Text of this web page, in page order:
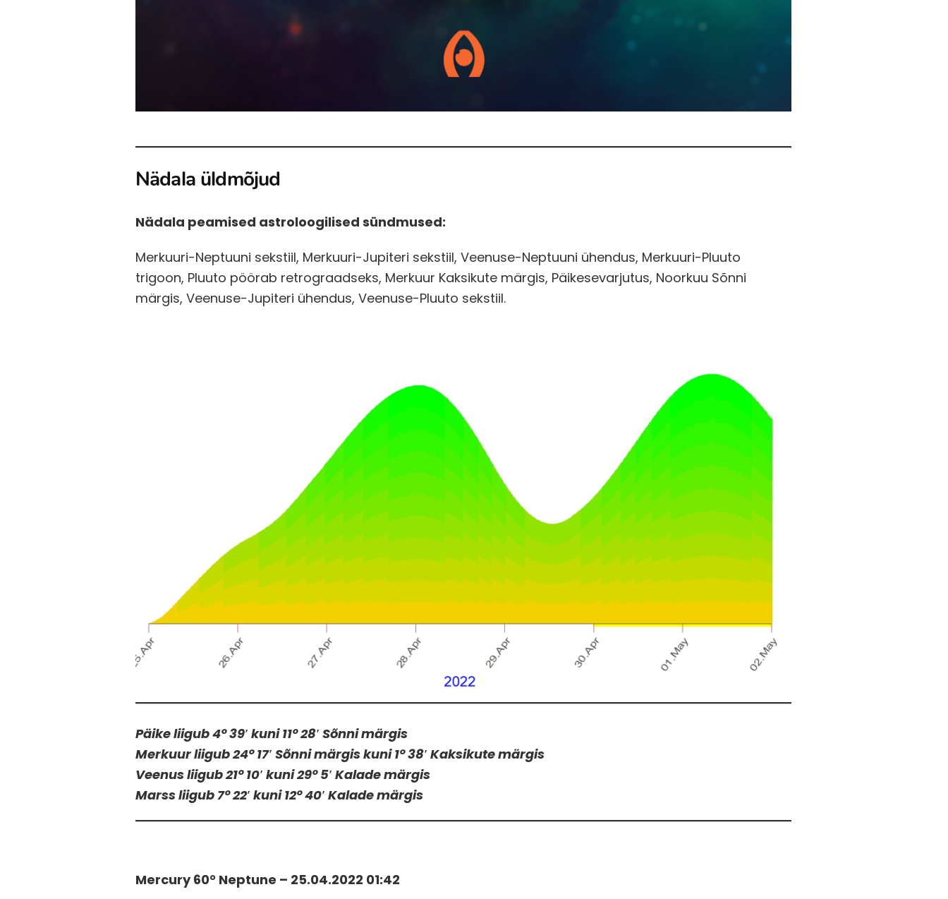
Nädala üldmõjud
Nädala peamised astroloogilised sündmused:
Merkuuri-Neptuuni sekstiil, Merkuuri-Jupiteri sekstiil, Veenuse-Neptuuni ühendus, Merkuuri-Pluuto
trigoon, Pluuto pöörab retrograadseks, Merkuur Kaksikute märgis, Päikesevarjutus, Noorkuu Sõnni
märgis, Veenuse-Jupiteri ühendus, Veenuse-Pluuto sekstiil.
Päike liigub 4° 39′ kuni 11° 28′ Sõnni märgis
Merkuur liigub 24° 17′ Sõnni märgis kuni 1° 38′ Kaksikute märgis
Veenus liigub 21° 10′ kuni 29° 5′ Kalade märgis
Marss liigub 7° 22′ kuni 12° 40′ Kalade märgis
Mercury 60° Neptune – 25.04.2022 01:42